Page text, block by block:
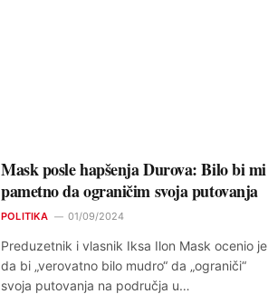
Mask posle hapšenja Durova: Bilo bi mi
pametno da ograničim svoja putovanja
POLITIKA 01/09/2024
Preduzetnik i vlasnik Iksa Ilon Mask ocenio je
da bi „verovatno bilo mudro“ da „ograniči“
svoja putovanja na područja u…